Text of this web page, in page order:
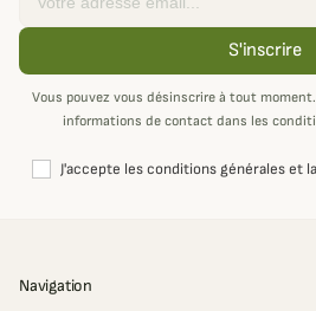
S'inscrire
Vous pouvez vous désinscrire à tout
informations de contact dans les
J'accepte les conditions générales et
Navigation